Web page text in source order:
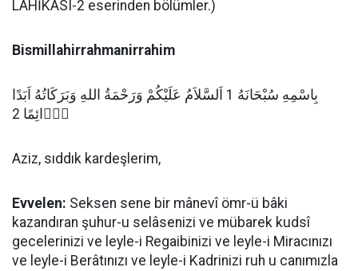
LAHİKASI-2 eserinden bölümler.)
Bismillahirrahmanirrahim
بِاسْمِهِ سُبْحَانَهُ 1 اَلسَّلاَمُ عَلَيْكُمْ وَرَحْمَةُ اللهِ وَبَرَكَاتُهُ اَبَدًا
دَۤائِمًا 2
Aziz, sıddık kardeşlerim,
Evvelen: Seksen sene bir mânevî ömr-ü bâki
kazandıran şuhur-u selâsenizi ve mübarek kudsî
gecelerinizi ve leyle-i Regaibinizi ve leyle-i Miracınızı
ve leyle-i Berâtınızı ve leyle-i Kadrinizi ruh u canımızla